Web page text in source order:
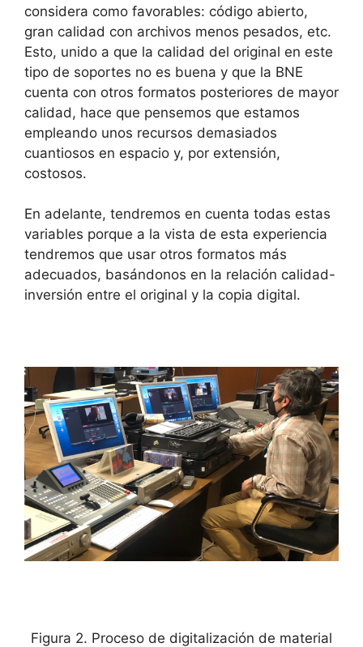
considera como favorables: código abierto,
gran calidad con archivos menos pesados, etc.
Esto, unido a que la calidad del original en este
tipo de soportes no es buena y que la BNE
cuenta con otros formatos posteriores de mayor
calidad, hace que pensemos que estamos
empleando unos recursos demasiados
cuantiosos en espacio y, por extensión,
costosos.
En adelante, tendremos en cuenta todas estas
variables porque a la vista de esta experiencia
tendremos que usar otros formatos más
adecuados, basándonos en la relación calidad-
inversión entre el original y la copia digital.
Figura 2. Proceso de digitalización de material